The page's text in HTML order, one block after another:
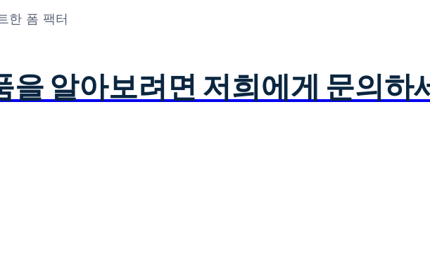
한 폼 팩터
을 알아보려면 저희에게 문의하